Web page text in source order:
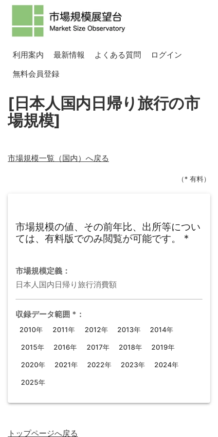
利用案内 最新情報 よくある質問
ログイン
無料会員登録
[日本人国内日帰り旅行の市
場規模]
市場規模一覧（国内）へ戻る
（* 有料）
市場規模の値、その前年比、出所等につい
ては、有料版でのみ閲覧が可能です。
*
市場規模定義：
日本人国内日帰り旅行消費額
収録データ範囲 * ：
2010年 2011年 2012年 2013年 2014年
2015年 2016年 2017年 2018年 2019年
2020年 2021年 2022年 2023年 2024年
2025年
トップページへ戻る